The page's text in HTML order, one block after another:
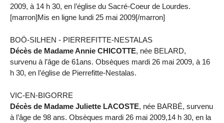
2009, à 14 h 30, en l’église du Sacré-Coeur de Lourdes.
[marron]Mis en ligne lundi 25 mai 2009[/marron]
BOÖ-SILHEN - PIERREFITTE-NESTALAS
Décès de Madame Annie CHICOTTE, née BELARD,
survenu à l’âge de 61ans. Obsèques mardi 26 mai 2009, à 16
h 30, en l’église de Pierrefitte-Nestalas.
VIC-EN-BIGORRE
Décès de Madame Juliette LACOSTE, née BARBÉ, survenu
à l’âge de 98 ans. Obsèques mardi 26 mai 2009,14 h 30, en la